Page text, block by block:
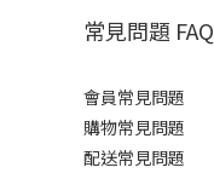
常見問題 FAQ
會員常見問題
購物常見問題
配送常見問題